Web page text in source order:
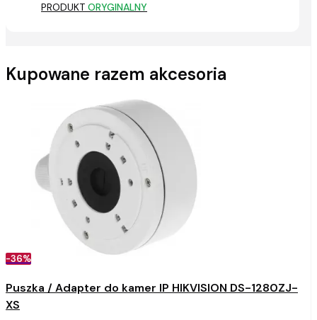
PRODUKT ORYGINALNY
Kupowane razem akcesoria
-36%
Puszka / Adapter do kamer IP HIKVISION DS-1280ZJ-
XS